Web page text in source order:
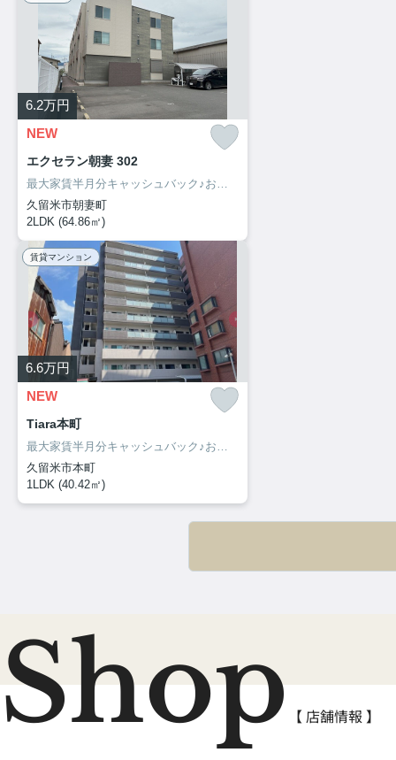
6.2万円
NEW
エクセラン朝妻 302
最大家賃半月分キャッシュバック♪お部屋探しは、お部屋リード！
久留米市朝妻町
2LDK (64.86㎡)
賃貸マンション
6.6万円
NEW
Tiara本町
最大家賃半月分キャッシュバック♪お部屋探しは、お部屋リード！
久留米市本町
1LDK (40.42㎡)
Shop 【 店舗情報 】